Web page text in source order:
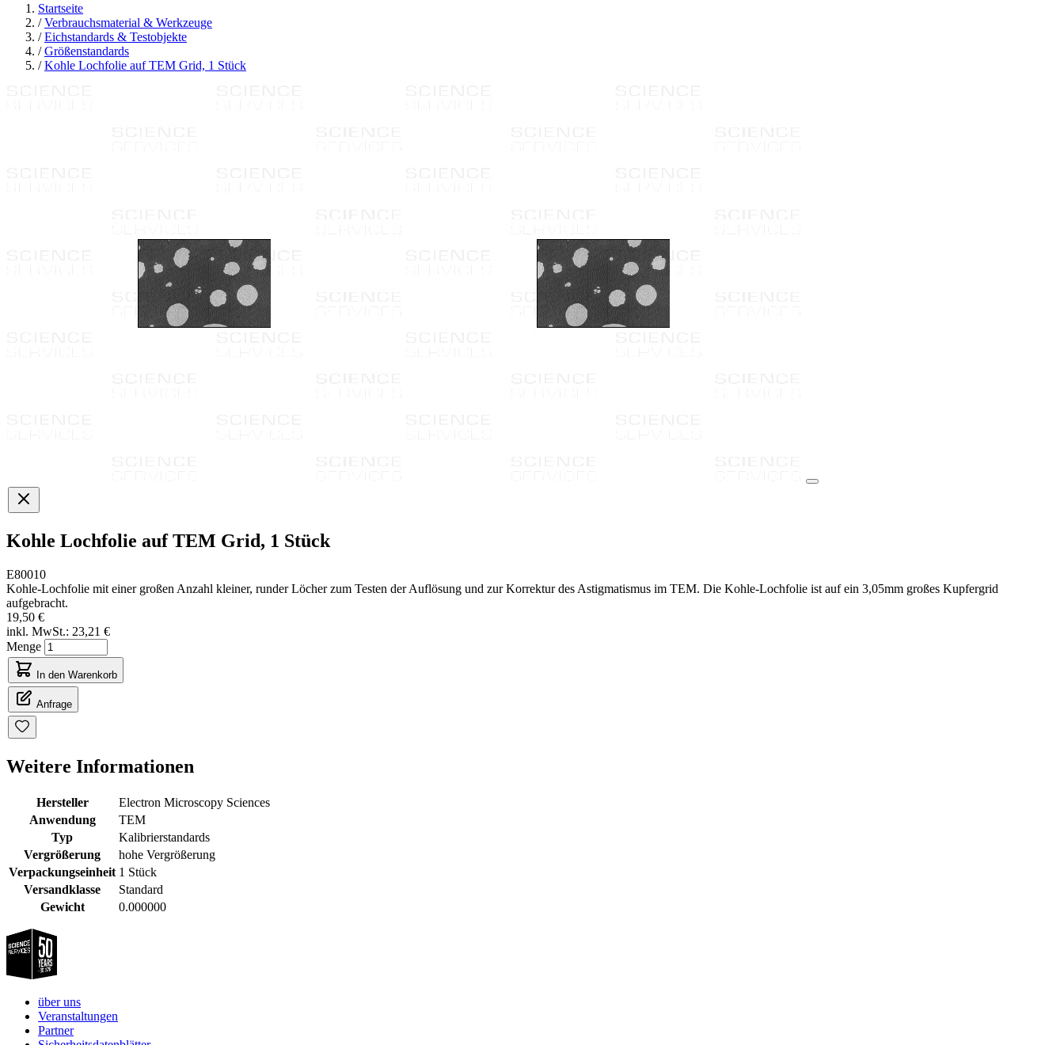
Startseite
/ Verbrauchsmaterial & Werkzeuge
/ Eichstandards & Testobjekte
/ Größenstandards
/ Kohle Lochfolie auf TEM Grid, 1 Stück
Kohle Lochfolie auf TEM Grid, 1 Stück
E80010
Kohle-Lochfolie mit einer großen Anzahl kleiner, runder Löcher zum Testen der Auflösung und zur Korrektur des Astigmatismus im TEM. Die Kohle-Lochfolie ist auf ein 3,05mm großes Kupfergrid
aufgebracht.
19,50 €
inkl. MwSt.: 23,21 €
Menge
In den Warenkorb
Anfrage
Weitere Informationen
Hersteller
Electron Microscopy Sciences
Anwendung
TEM
Typ
Kalibrierstandards
Vergrößerung
hohe Vergrößerung
Verpackungseinheit 1 Stück
Versandklasse
Standard
Gewicht
0.000000
über uns
Veranstaltungen
Partner